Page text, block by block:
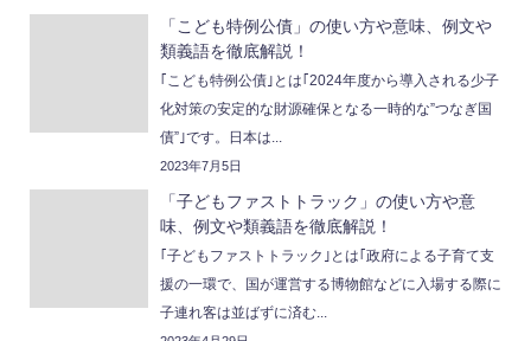
「こども特例公債」の使い方や意味、例文や
類義語を徹底解説！
｢こども特例公債｣とは｢2024年度から導入される少子
化対策の安定的な財源確保となる一時的な”つなぎ国
債”｣です。日本は...
2023年7月5日
「子どもファストトラック」の使い方や意
味、例文や類義語を徹底解説！
｢子どもファストトラック｣とは｢政府による子育て支
援の一環で、国が運営する博物館などに入場する際に
子連れ客は並ばずに済む...